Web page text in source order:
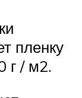
пленку
г / м2.